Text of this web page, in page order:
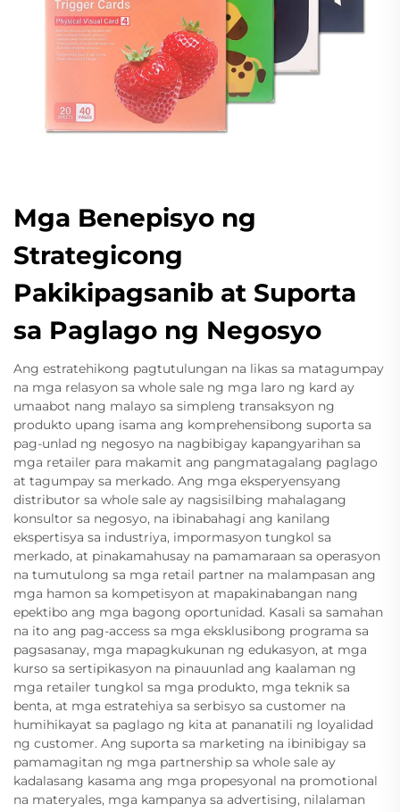
Mga Benepisyo ng
Strategicong
Pakikipagsanib at Suporta
sa Paglago ng Negosyo
Ang estratehikong pagtutulungan na likas sa matagumpay
na mga relasyon sa whole sale ng mga laro ng kard ay
umaabot nang malayo sa simpleng transaksyon ng
produkto upang isama ang komprehensibong suporta sa
pag-unlad ng negosyo na nagbibigay kapangyarihan sa
mga retailer para makamit ang pangmatagalang paglago
at tagumpay sa merkado. Ang mga eksperyensyang
distributor sa whole sale ay nagsisilbing mahalagang
konsultor sa negosyo, na ibinabahagi ang kanilang
ekspertisya sa industriya, impormasyon tungkol sa
merkado, at pinakamahusay na pamamaraan sa operasyon
na tumutulong sa mga retail partner na malampasan ang
mga hamon sa kompetisyon at mapakinabangan nang
epektibo ang mga bagong oportunidad. Kasali sa samahan
na ito ang pag-access sa mga eksklusibong programa sa
pagsasanay, mga mapagkukunan ng edukasyon, at mga
kurso sa sertipikasyon na pinauunlad ang kaalaman ng
mga retailer tungkol sa mga produkto, mga teknik sa
benta, at mga estratehiya sa serbisyo sa customer na
humihikayat sa paglago ng kita at pananatili ng loyalidad
ng customer. Ang suporta sa marketing na ibinibigay sa
pamamagitan ng mga partnership sa whole sale ay
kadalasang kasama ang mga propesyonal na promotional
na materyales, mga kampanya sa advertising, nilalaman